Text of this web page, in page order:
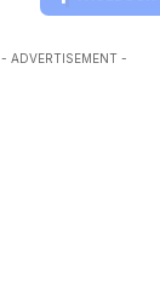
- ADVERTISEMENT -